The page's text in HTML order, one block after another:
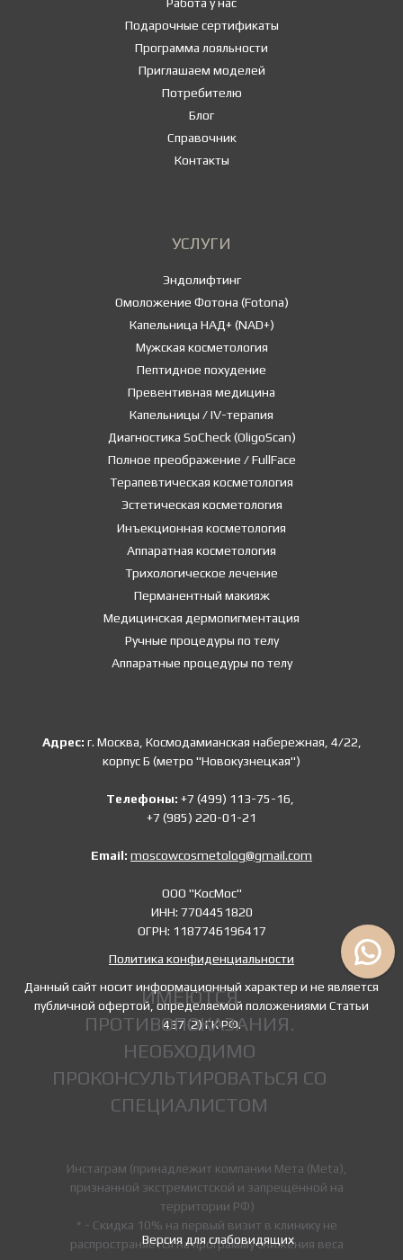
Подарочные сертификаты
Программа лояльности
Приглашаем моделей
Потребителю
Блог
Справочник
Контакты
УСЛУГИ
Эндолифтинг
Омоложение Фотона (Fotona)
Капельница НАД+ (NAD+)
Мужская косметология
Пептидное похудение
Превентивная медицина
Капельницы / IV-терапия
Диагностика SoCheck (OligoScan)
Полное преображение / FullFace
Терапевтическая косметология
Эстетическая косметология
Инъекционная косметология
Аппаратная косметология
Трихологическое лечение
Перманентный макияж
Медицинская дермопигментация
Ручные процедуры по телу
Аппаратные процедуры по телу
Адрес: г. Москва, Космодамианская набережная, 4/22,
корпус Б (метро "Новокузнецкая")
Телефоны: +7 (499) 113-75-16,
+7 (985) 220-01-21
Email: moscowcosmetolog@gmail.com
ООО "КосМос"
ИНН: 7704451820
ОГРН: 1187746196417
Политика конфиденциальности
Данный сайт носит информационный характер и не является
публичной офертой, определяемой положениями Статьи
437 (2) ГК РФ.
Версия для слабовидящих
Инстаграм (принадлежит компании Мета (Meta),
признанной экстремистской и запрещённой на
территории РФ)
* - Скидка 10% на первый визит в клинику не
распространяется на программу снижения веса
ИМЕЮТСЯ
ПРОТИВОПОКАЗАНИЯ.
НЕОБХОДИМО
ПРОКОНСУЛЬТИРОВАТЬСЯ СО
СПЕЦИАЛИСТОМ